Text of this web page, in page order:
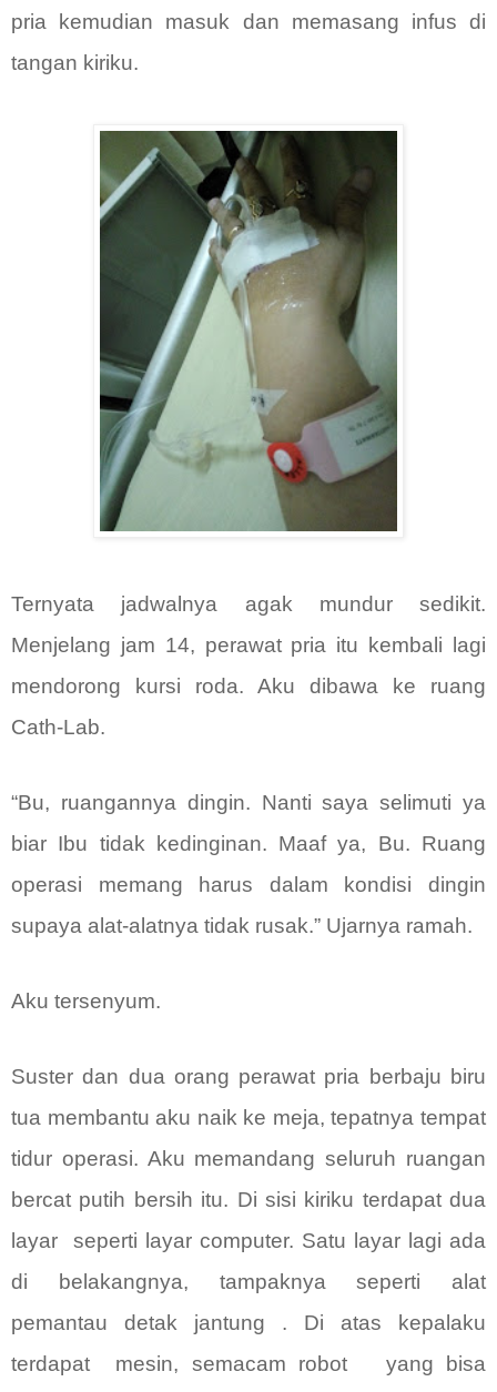
pria kemudian masuk dan memasang infus di
tangan kiriku.
Ternyata jadwalnya agak mundur sedikit.
Menjelang jam 14, perawat pria itu kembali lagi
mendorong kursi roda. Aku dibawa ke ruang
Cath-Lab.
“Bu, ruangannya dingin. Nanti saya selimuti ya
biar Ibu tidak kedinginan. Maaf ya, Bu. Ruang
operasi memang harus dalam kondisi dingin
supaya alat-alatnya tidak rusak.” Ujarnya ramah.
Aku tersenyum.
Suster dan dua orang perawat pria berbaju biru
tua membantu aku naik ke meja, tepatnya tempat
tidur operasi. Aku memandang seluruh ruangan
bercat putih bersih itu. Di sisi kiriku terdapat dua
layar
seperti layar computer. Satu layar lagi ada
di belakangnya, tampaknya seperti alat
pemantau detak jantung . Di atas kepalaku
terdapat
mesin, semacam robot
yang bisa